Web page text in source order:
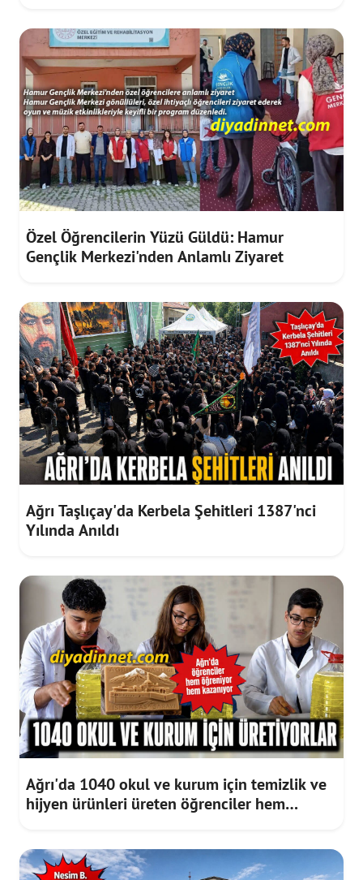
Özel Öğrencilerin Yüzü Güldü: Hamur
Gençlik Merkezi'nden Anlamlı Ziyaret
Ağrı Taşlıçay'da Kerbela Şehitleri 1387'nci
Yılında Anıldı
Ağrı'da 1040 okul ve kurum için temizlik ve
hijyen ürünleri üreten öğrenciler hem